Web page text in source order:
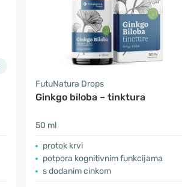
FutuNatura Drops
Ginkgo biloba – tinktura
50 ml
protok krvi
potpora kognitivnim funkcijama
s dodanim cinkom